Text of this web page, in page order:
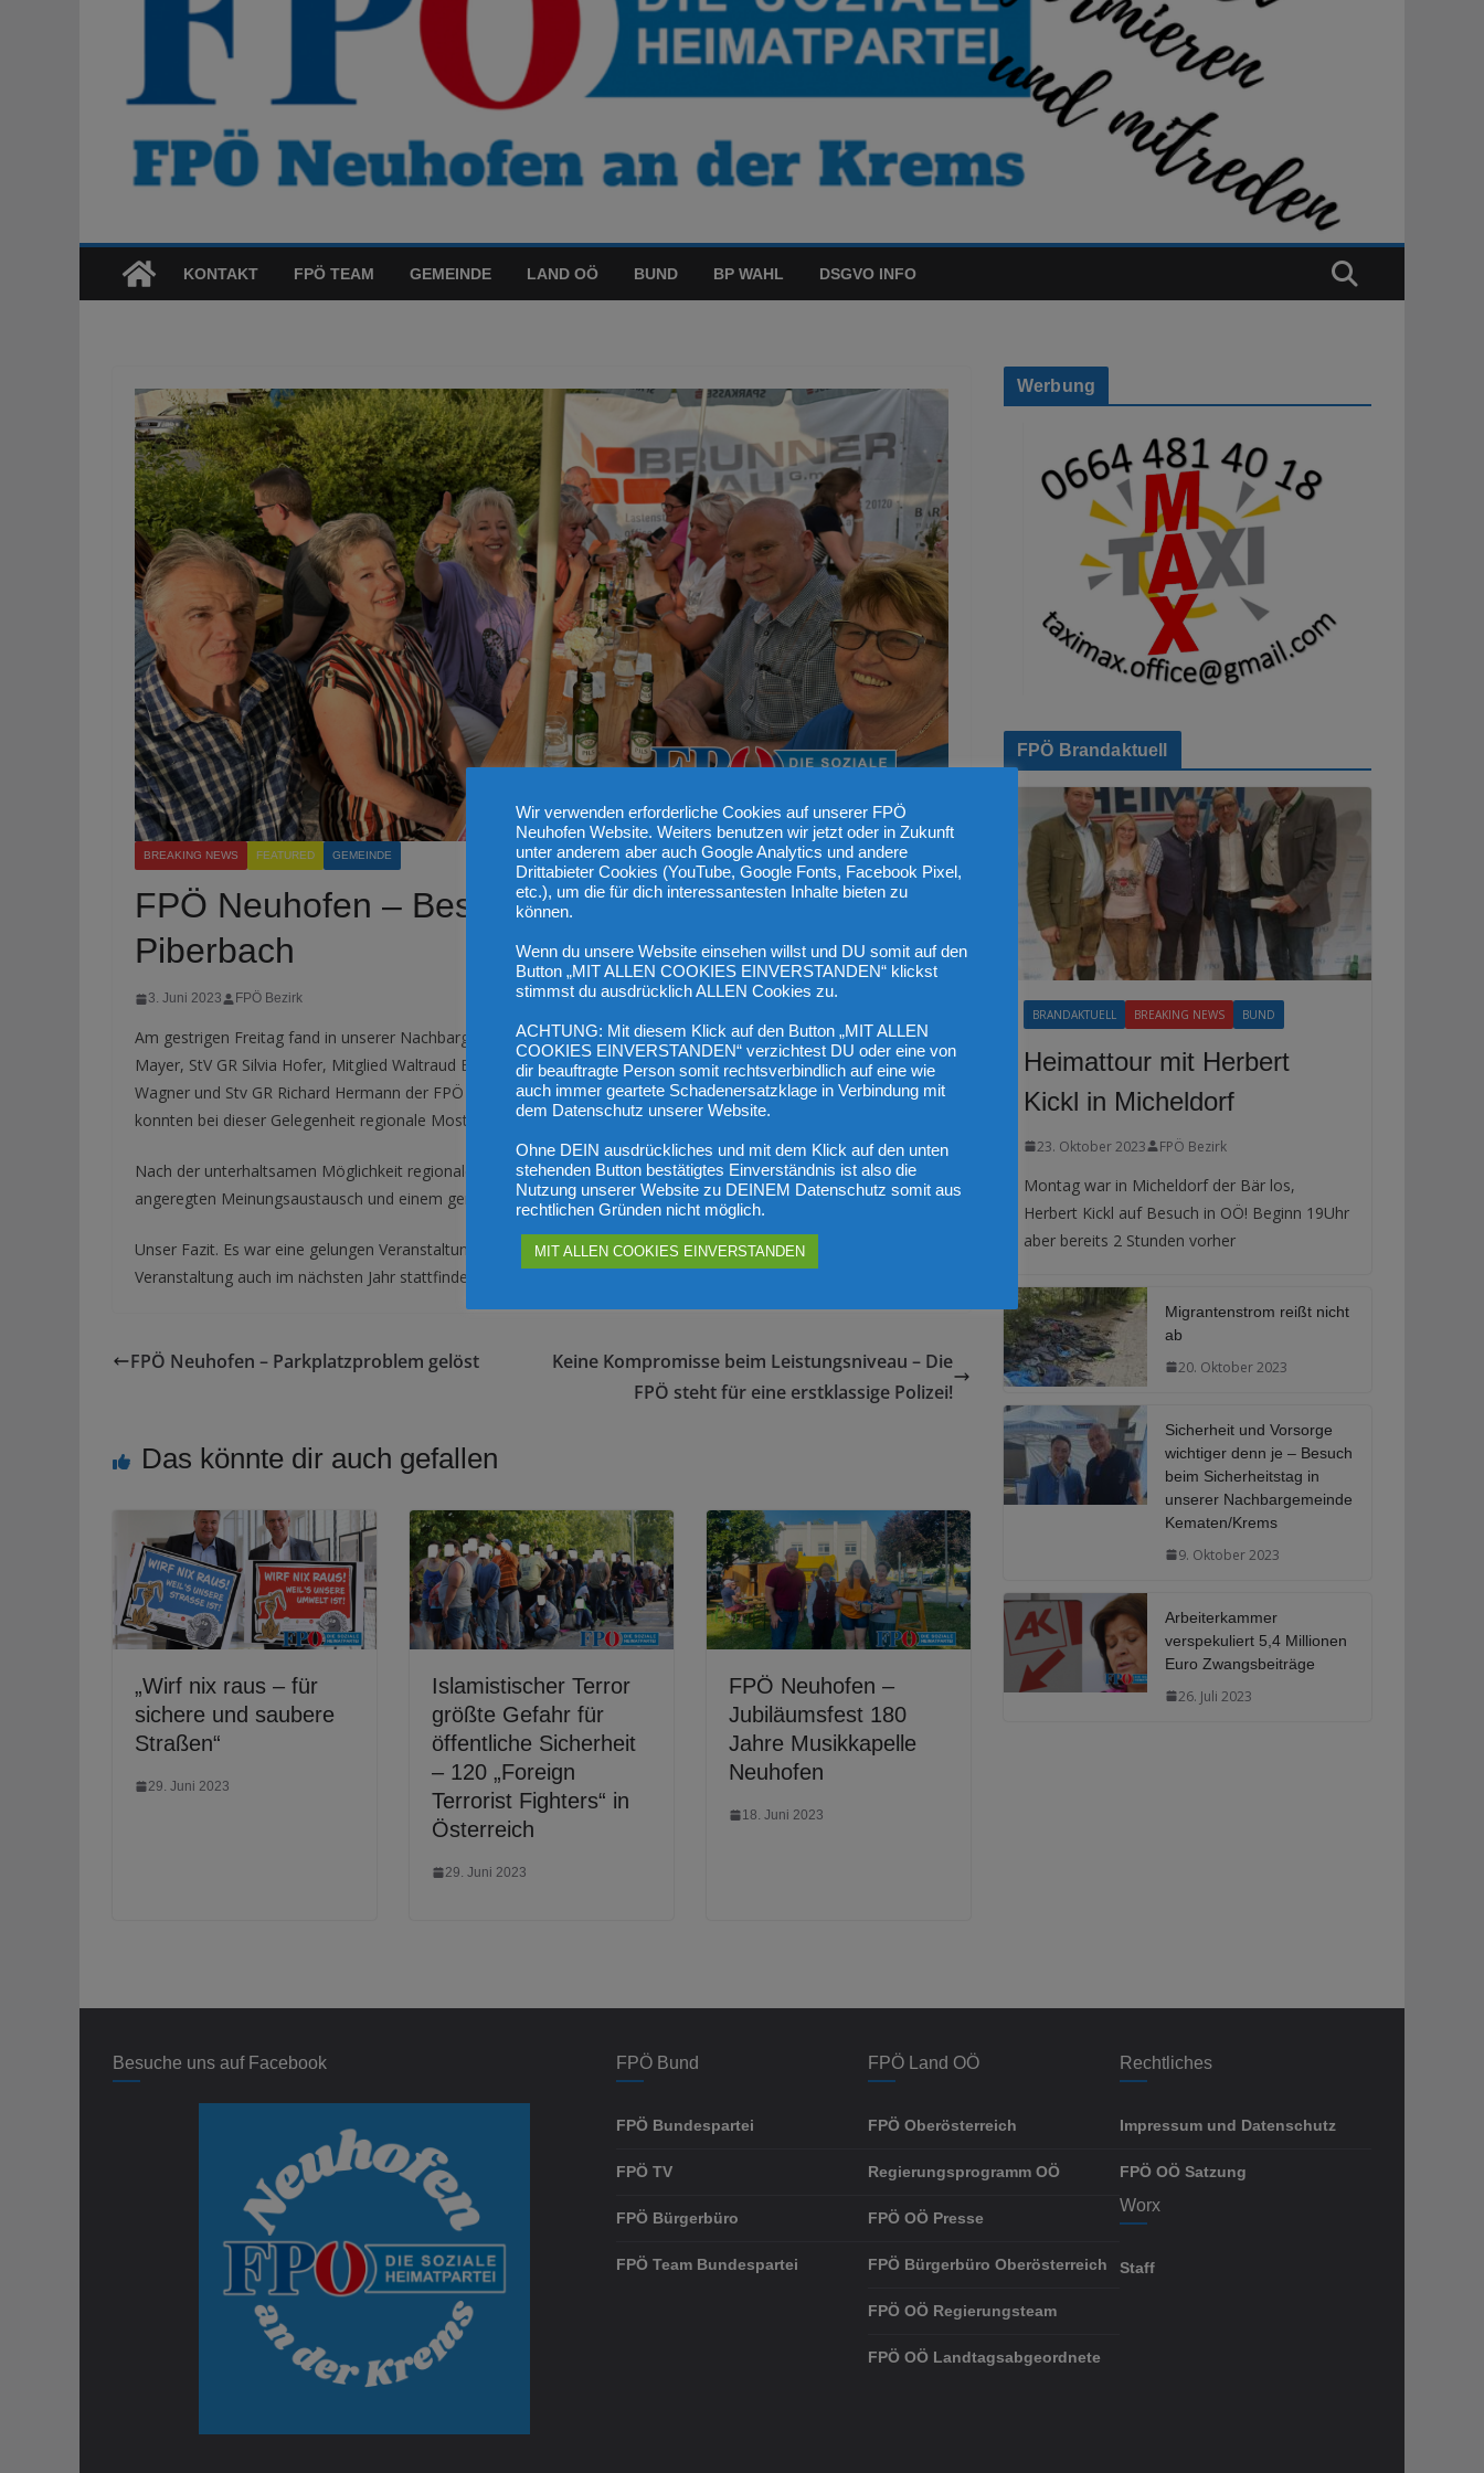
KONTAKT FPÖ TEAM GEMEINDE LAND OÖ BUND BP WAHL DSGVO INFO
BREAKING NEWS FEATURED GEMEINDE
FPÖ Neuhofen – Besuch der 1. Mostkost in
Piberbach
3. Juni 2023 FPÖ Bezirk
Am gestrigen Freitag fand in unserer Nachbargemeinde Piberbach die 1. Piberbacher Mostkost statt. OPO Uwe
Mayer, StV GR Silvia Hofer, Mitglied Waltraud Burger-Pledl von der FPÖ Neuhofen an der Krems, OPO Othmar
Wagner und Stv GR Richard Hermann der FPÖ Piberbach und viele Sympathisanten waren ebenfalls vor Ort und
konnten bei dieser Gelegenheit regionale Mostsorten kennenlernen und vergleichen.
Nach der unterhaltsamen Möglichkeit regionale Mostsorten zu entdecken und zu genießen, kam es zu
angeregten Meinungsaustausch und einem gemütlichen Beisammensein.
Unser Fazit. Es war eine gelungen Veranstaltung, für Jung und Alt, in unserm Nachbarort. Wir hoffen, dass diese
Veranstaltung auch im nächsten Jahr stattfindet.
FPÖ Neuhofen – Parkplatzproblem gelöst
Keine Kompromisse beim Leistungsniveau – Die
FPÖ steht für eine erstklassige Polizei!
Das könnte dir auch gefallen
„Wirf nix raus – für
sichere und saubere
Straßen“
29. Juni 2023
Islamistischer Terror
größte Gefahr für
öffentliche Sicherheit
– 120 „Foreign
Terrorist Fighters“ in
Österreich
29. Juni 2023
FPÖ Neuhofen –
Jubiläumsfest 180
Jahre Musikkapelle
Neuhofen
18. Juni 2023
Werbung
FPÖ Brandaktuell
BRANDAKTUELL BREAKING NEWS BUND
Heimattour mit Herbert
Kickl in Micheldorf
23. Oktober 2023 FPÖ Bezirk
Montag war in Micheldorf der Bär los,
Herbert Kickl auf Besuch in OÖ! Beginn 19Uhr
aber bereits 2 Stunden vorher
Migrantenstrom reißt nicht
ab
20. Oktober 2023
Sicherheit und Vorsorge
wichtiger denn je – Besuch
beim Sicherheitstag in
unserer Nachbargemeinde
Kematen/Krems
9. Oktober 2023
Arbeiterkammer
verspekuliert 5,4 Millionen
Euro Zwangsbeiträge
26. Juli 2023
Besuche uns auf Facebook FPÖ Bund
FPÖ Bundespartei
FPÖ TV
FPÖ Bürgerbüro
FPÖ Team Bundespartei
FPÖ Land OÖ
FPÖ Oberösterreich
Regierungsprogramm OÖ
FPÖ OÖ Presse
FPÖ Bürgerbüro Oberösterreich
FPÖ OÖ Regierungsteam
FPÖ OÖ Landtagsabgeordnete
Rechtliches
Impressum und Datenschutz
FPÖ OÖ Satzung
Worx
Staff
Wir verwenden erforderliche Cookies auf unserer FPÖ
Neuhofen Website. Weiters benutzen wir jetzt oder in Zukunft
unter anderem aber auch Google Analytics und andere
Drittabieter Cookies (YouTube, Google Fonts, Facebook Pixel,
etc.), um die für dich interessantesten Inhalte bieten zu
können.
Wenn du unsere Website einsehen willst und DU somit auf den
Button „MIT ALLEN COOKIES EINVERSTANDEN“ klickst
stimmst du ausdrücklich ALLEN Cookies zu.
ACHTUNG: Mit diesem Klick auf den Button „MIT ALLEN
COOKIES EINVERSTANDEN“ verzichtest DU oder eine von
dir beauftragte Person somit rechtsverbindlich auf eine wie
auch immer geartete Schadenersatzklage in Verbindung mit
dem Datenschutz unserer Website.
Ohne DEIN ausdrückliches und mit dem Klick auf den unten
stehenden Button bestätigtes Einverständnis ist also die
Nutzung unserer Website zu DEINEM Datenschutz somit aus
rechtlichen Gründen nicht möglich.
MIT ALLEN COOKIES EINVERSTANDEN